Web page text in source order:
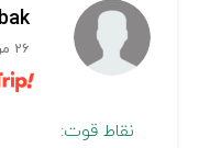
26 مرداد 1402
نقاط قوت: